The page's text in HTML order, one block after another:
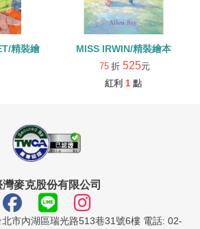
精裝繪本 MISS IRWIN/精裝繪本
75 折 525元
紅利 1 點
灣麥克股份有限公司
市內湖區瑞光路513巷31號6樓 電話: 02-